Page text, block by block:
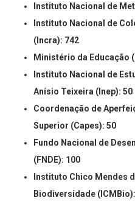
Instituto Nacional de
Instituto Nacional de
(Incra): 742
Ministério da Educação
Instituto Nacional de
Anísio Teixeira (Inep): 50
Coordenação de
Superior (Capes): 50
Fundo Nacional de
(FNDE): 100
Instituto Chico Mendes
Biodiversidade